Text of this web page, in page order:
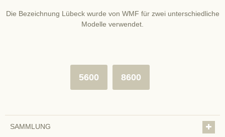
Die Bezeichnung Lübeck wurde von WMF für zwei unterschiedliche
Modelle verwendet.
5600 8600
SAMMLUNG